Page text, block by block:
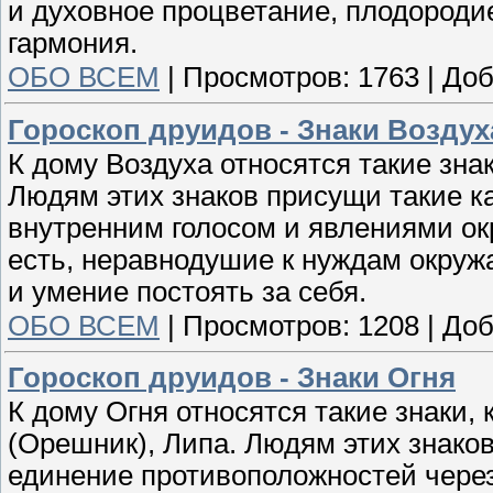
и духовное процветание,
гармония.
ОБО ВСЕМ
Просмотров: 1763
Гороскоп друидов - Знаки
К дому Воздуха относятся такие
Людям этих знаков присущи такие
внутренним голосом и явлениями
есть, неравнодушие к нуждам
и умение постоять за себя.
ОБО ВСЕМ | Просмотров: 1208 |
Гороскоп друидов - Знаки Огня
К дому Огня относятся такие
(Орешник), Липа. Людям этих
единение противоположностей